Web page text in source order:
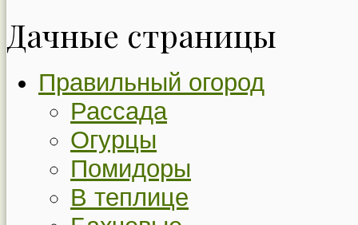
Дачные страницы
Правильный огород
Рассада
Огурцы
Помидоры
В теплице